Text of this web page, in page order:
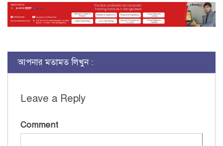
আপনার মতামত লিখুন :
Leave a Reply
Comment